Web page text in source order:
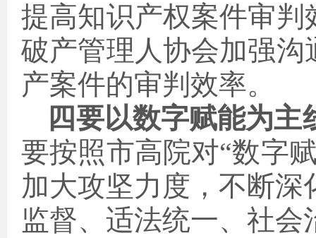
提高知识产权案件审判
破产管理人协会加强沟
产案件的审判效率。
四要以数字赋能为
要按照市高院对“数字
加大攻坚力度，不断深
监督、适法统一、社会